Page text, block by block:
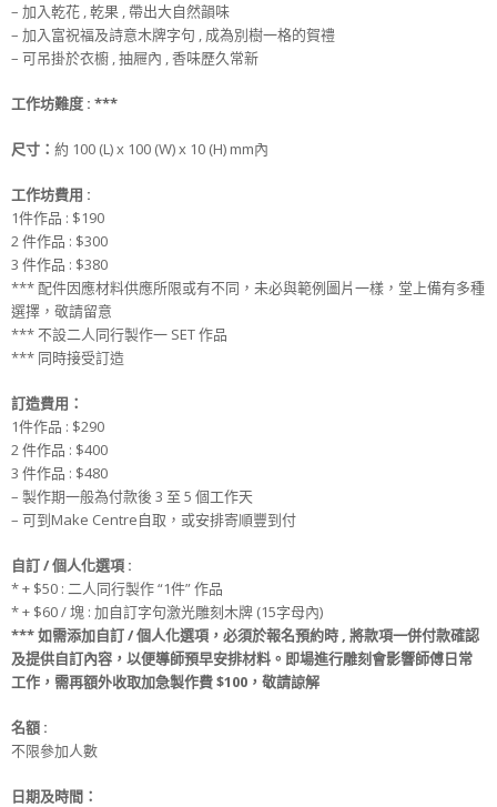
– 加入乾花 , 乾果 , 帶出大自然韻味
– 加入富祝福及詩意木牌字句 , 成為別樹一格的賀禮
– 可吊掛於衣櫥 , 抽屜內 , 香味歷久常新
工作坊難度 : ***
尺寸： 約 100 (L) x 100 (W) x 10 (H) mm內
工作坊費用 :
1件作品 : $190
2 件作品 : $300
3 件作品 : $380
*** 配件因應材料供應所限或有不同，未必與範例圖片一樣，堂上備有多種
選擇，敬請留意
*** 不設二人同行製作一 SET 作品
*** 同時接受訂造
訂造費用：
1件作品 : $290
2 件作品 : $400
3 件作品 : $480
– 製作期一般為付款後 3 至 5 個工作天
– 可到Make Centre自取，或安排寄順豐到付
自訂 / 個人化選項 :
* + $50 : 二人同行製作 “1件” 作品
* + $60 / 塊 : 加自訂字句激光雕刻木牌 (15字母內)
*** 如需添加自訂 / 個人化選項，必須於報名預約時 , 將款項一併付款確認
及提供自訂內容，以便導師預早安排材料。即場進行雕刻會影響師傅日常
工作，需再額外收取加急製作費 $100，敬請諒解
名額 :
不限參加人數
日期及時間：